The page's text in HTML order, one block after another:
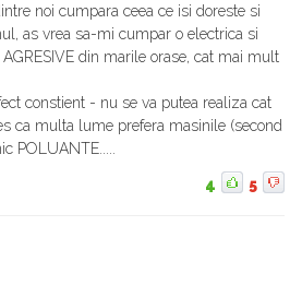
noi cumpara ceea ce isi doreste si
as vrea sa-mi cumpar o electrica si
din marile orase, cat mai mult
constient - nu se va putea realiza cat
ca multa lume prefera masinile (second
POLUANTE.....
4 5